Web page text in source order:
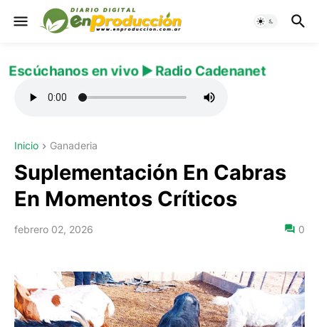
Escúchanos en vivo ▶️ Radio Cadenanet
Inicio Ganaderia
Suplementación En Cabras
En Momentos Críticos
febrero 02, 2026 0